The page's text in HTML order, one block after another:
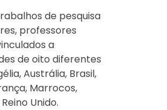
de pesquisa
professores
a
de oito diferentes
Austrália, Brasil,
Marrocos,
Unido.